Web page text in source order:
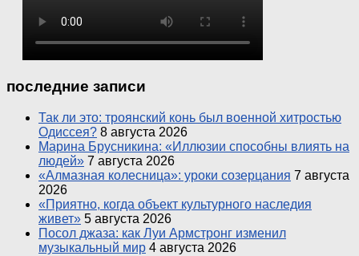
последние записи
Так ли это: троянский конь был военной хитростью
Одиссея? 8 августа 2026
Марина Брусникина: «Иллюзии способны влиять на
людей» 7 августа 2026
«Алмазная колесница»: уроки созерцания 7 августа
2026
«Приятно, когда объект культурного наследия
живет» 5 августа 2026
Посол джаза: как Луи Армстронг изменил
музыкальный мир 4 августа 2026